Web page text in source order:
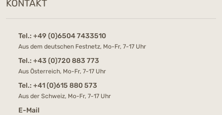
KONTAKT
Tel.: +49 (0)6504 7433510
Aus dem deutschen Festnetz, Mo-Fr, 7-17 Uhr
Tel.: +43 (0)720 883 773
Aus Österreich, Mo-Fr, 7-17 Uhr
Tel.: +41 (0)615 880 573
Aus der Schweiz, Mo-Fr, 7-17 Uhr
E-Mail